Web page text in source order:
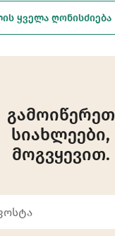
ᲧᲕᲔᲚᲐ ᲦᲝᲜᲘᲡᲫᲘᲔᲑᲐ
გამოიწერეთ
სიახლეები,
მოგვყევით.